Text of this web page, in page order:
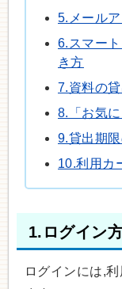
5.メール
6.スマー
き方
7.資料の
8.「お気
9.貸出期
10.利用カ
1.ログイン
ログインには,